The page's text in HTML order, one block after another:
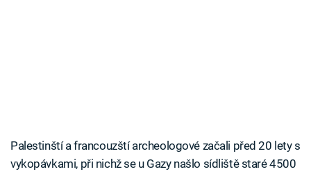
Palestinští a francouzští archeologové začali před 20 lety s
vykopávkami, při nichž se u Gazy našlo sídliště staré 4500